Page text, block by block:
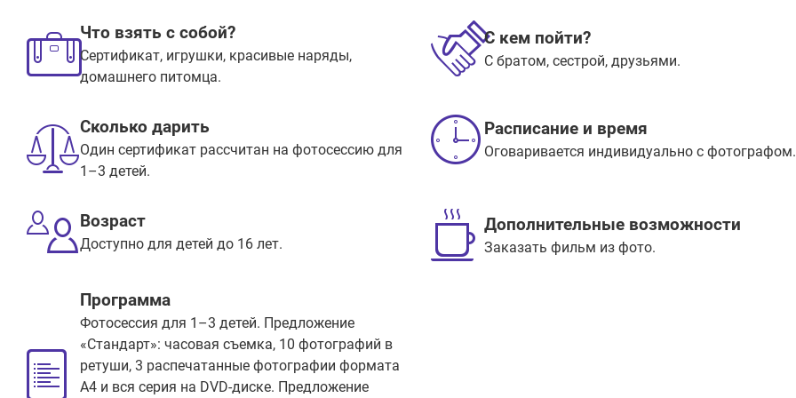
Что взять с собой?
Сертификат, игрушки, красивые наряды,
домашнего питомца.
С кем пойти?
С братом, сестрой, друзьями.
Сколько дарить
Один сертификат рассчитан на фотосессию для
1–3 детей.
Расписание и время
Оговаривается индивидуально с фотографом.
Возраст
Доступно для детей до 16 лет.
Дополнительные возможности
Заказать фильм из фото.
Программа
Фотосессия для 1–3 детей. Предложение
«Стандарт»: часовая съемка, 10 фотографий в
ретуши, 3 распечатанные фотографии формата
А4 и вся серия на DVD-диске. Предложение